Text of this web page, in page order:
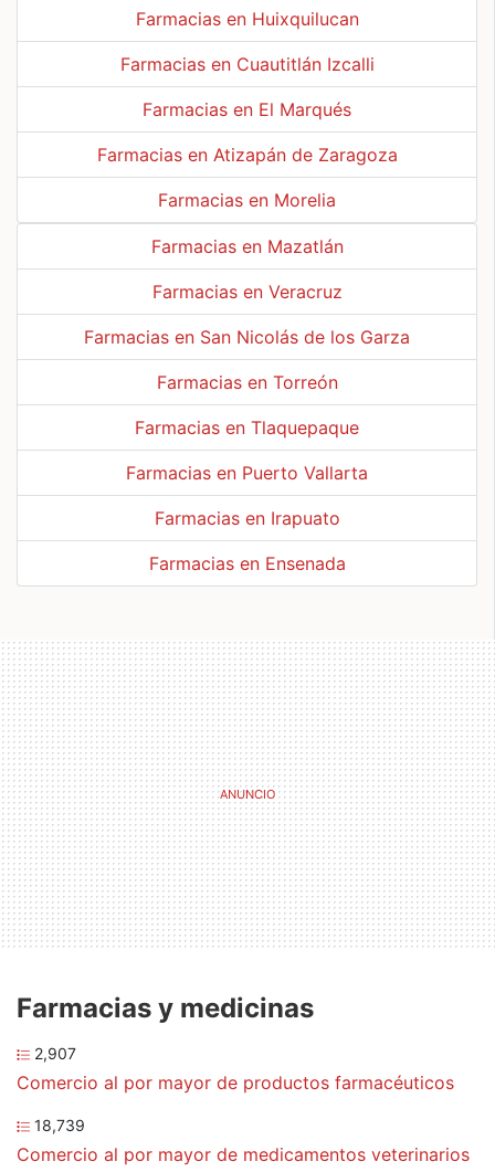
Farmacias en Huixquilucan
Farmacias en Cuautitlán Izcalli
Farmacias en El Marqués
Farmacias en Atizapán de Zaragoza
Farmacias en Morelia
Farmacias en Mazatlán
Farmacias en Veracruz
Farmacias en San Nicolás de los Garza
Farmacias en Torreón
Farmacias en Tlaquepaque
Farmacias en Puerto Vallarta
Farmacias en Irapuato
Farmacias en Ensenada
Farmacias y medicinas
2,907
Comercio al por mayor de productos farmacéuticos
18,739
Comercio al por mayor de medicamentos veterinarios